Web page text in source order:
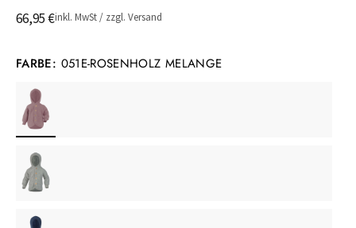
66,95 €inkl. MwSt / zzgl. Versand
FARBE: 051E-ROSENHOLZ MELANGE